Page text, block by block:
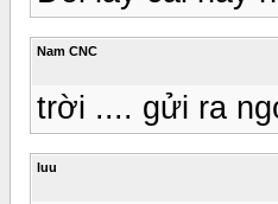
Nam CNC
trời .... gửi ra
luu